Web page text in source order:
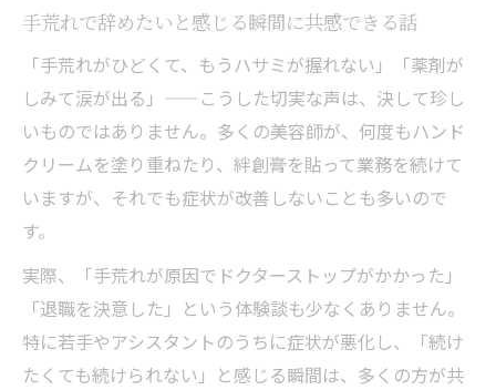
な答えになっています。
手荒れや腰痛を防ぐ最新設備とオーガニッ
クケア活用法
将来不安を減らす働き方改革の実例を紹介
身体にやさしい職場が美容師 理容師の将来
を守る
い選択肢
手荒れで辞めたいと感じる瞬間に共感できる話
「手荒れがひどくて、もうハサミが握れない」「薬剤が
しみて涙が出る」——こうした切実な声は、決して珍し
いものではありません。多くの美容師が、何度もハンド
クリームを塗り重ねたり、絆創膏を貼って業務を続けて
いますが、それでも症状が改善しないことも多いので
す。
実際、「手荒れが原因でドクターストップがかかった」
「退職を決意した」という体験談も少なくありません。
特に若手やアシスタントのうちに症状が悪化し、「続け
たくても続けられない」と感じる瞬間は、多くの方が共